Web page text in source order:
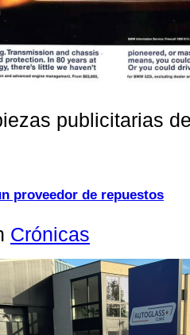
publicitarias
proveedor de repuestos
Crónicas